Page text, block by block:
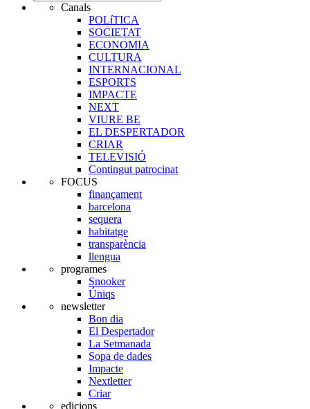
Canals
POLíTICA
SOCIETAT
ECONOMIA
CULTURA
INTERNACIONAL
ESPORTS
IMPACTE
NEXT
VIURE BE
EL DESPERTADOR
CRIAR
TELEVISIÓ
Contingut patrocinat
FOCUS
finançament
barcelona
sequera
habitatge
transparència
llengua
programes
Snooker
Úniqs
newsletter
Bon dia
El Despertador
La Setmanada
Sopa de dades
Impacte
Nextletter
Criar
edicions